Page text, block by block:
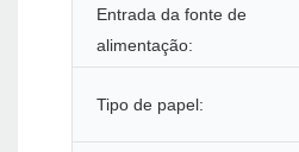
Entrada da fonte de
alimentação:
Tipo de papel: